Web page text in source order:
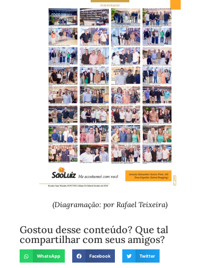
(Diagramação: por Rafael Teixeira)
Gostou desse conteúdo? Que tal
compartilhar com seus amigos?
WhatsApp Facebook Twitter